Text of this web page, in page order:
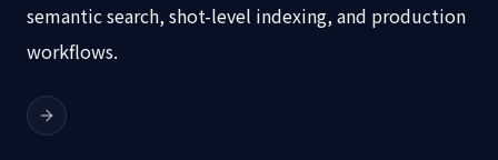
semantic search, shot-level indexing, and production
workflows.